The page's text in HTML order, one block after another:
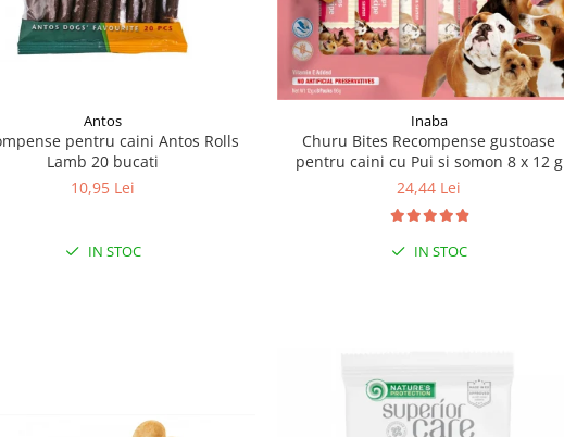
Antos
pentru caini Antos Rolls
Lamb 20 bucati
10,95 Lei
IN STOC
Inaba
Churu Bites Recompense gustoase
pentru caini cu Pui si somon 8 x 12 g
24,44 Lei
IN STOC